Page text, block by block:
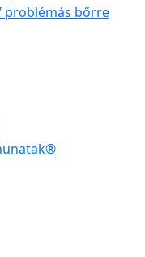
problémás bőrre